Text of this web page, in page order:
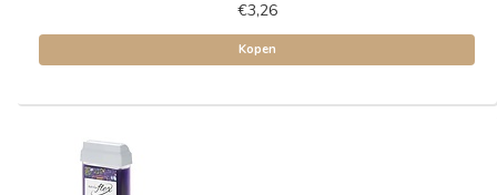
€3,26
Kopen